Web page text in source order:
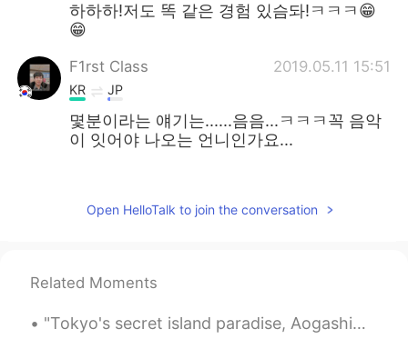
하하하!저도 똑 같은 경험 있슴돠!ㅋㅋㅋ😁
😁
F1rst Class 2019.05.11 15:51
KR JP
몇분이라는 얘기는......음음...ㅋㅋㅋ꼭 음악
이 잇어야 나오는 언니인가요...
KR JP
귀신 나올까봐 무서워하는 것도 아니고 ㅋㅋ
Open HelloTalk to join the conversation
Related Moments
"Tokyo's secret island paradise, Aogashima. Vastly untouched by tourism, it's the ultimate destin...